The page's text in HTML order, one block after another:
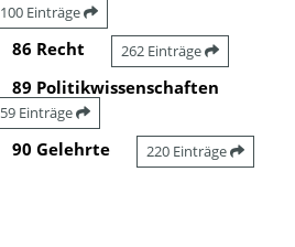
100 Einträge
86 Recht 262 Einträge
89 Politikwissenschaften
59 Einträge
90 Gelehrte 220 Einträge